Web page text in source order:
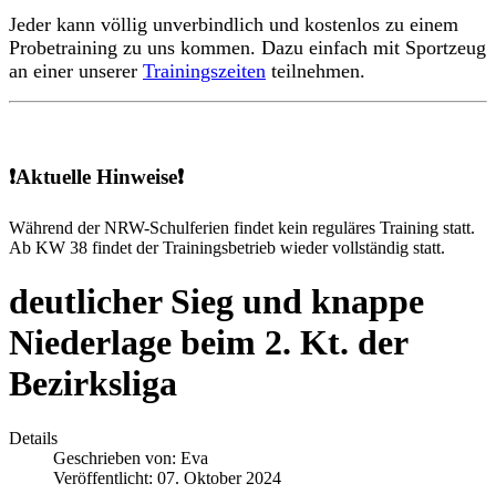
Jeder kann völlig unverbindlich und kostenlos zu einem
Probetraining zu uns kommen. Dazu einfach mit Sportzeug
an einer unserer Trainingszeiten teilnehmen.
❗Aktuelle Hinweise❗
Während der NRW-Schulferien findet kein reguläres Training statt.
Ab KW 38 findet der Trainingsbetrieb wieder vollständig statt.
deutlicher Sieg und knappe
Niederlage beim 2. Kt. der
Bezirksliga
Details
Geschrieben von: Eva
Veröffentlicht: 07. Oktober 2024